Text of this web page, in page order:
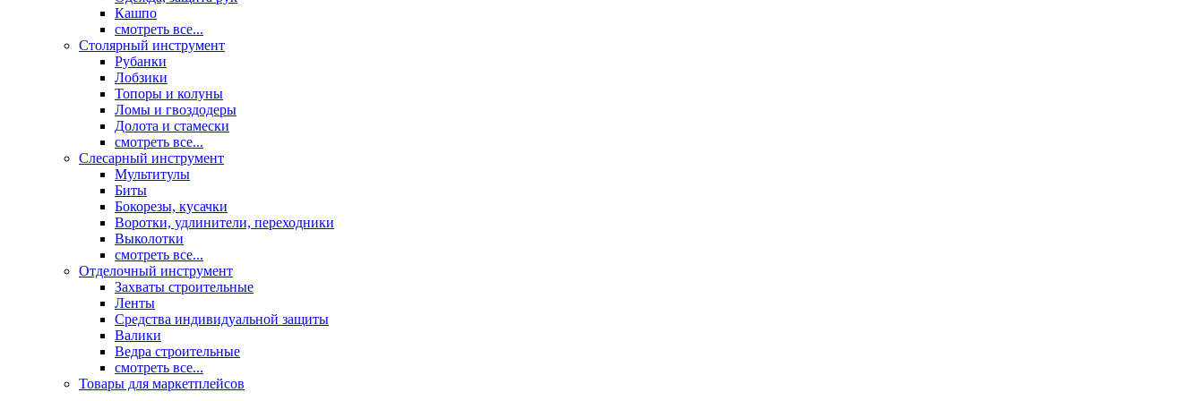
Кашпо
смотреть все...
Столярный инструмент
Рубанки
Лобзики
Топоры и колуны
Ломы и гвоздодеры
Долота и стамески
смотреть все...
Слесарный инструмент
Мультитулы
Биты
Бокорезы, кусачки
Воротки, удлинители, переходники
Выколотки
смотреть все...
Отделочный инструмент
Захваты строительные
Ленты
Средства индивидуальной защиты
Валики
Ведра строительные
смотреть все...
Товары для маркетплейсов